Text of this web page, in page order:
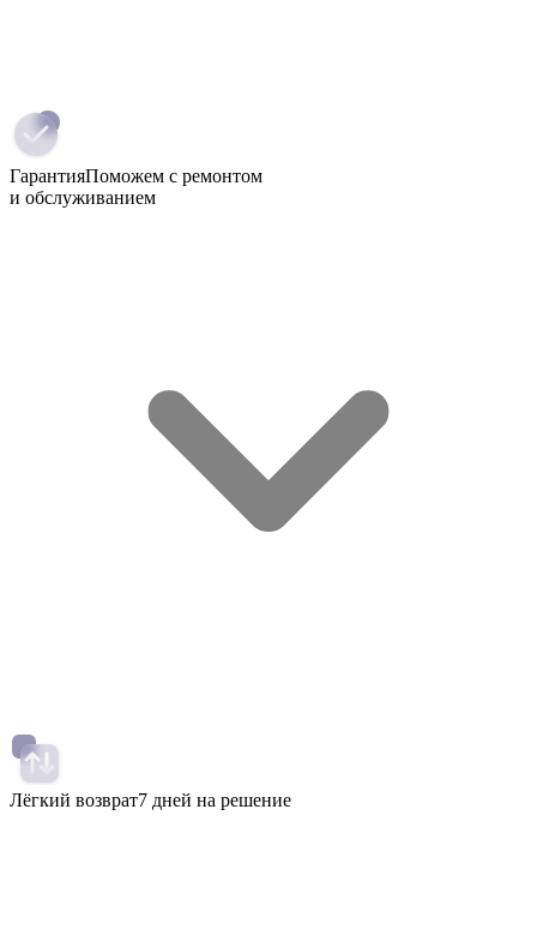
ГарантияПоможем с ремонтом
и обслуживанием
Лёгкий возврат7 дней на решение